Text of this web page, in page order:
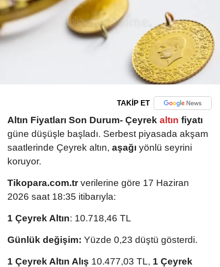
TAKİP ET
Altın Fiyatları Son Durum- Çeyrek altın fiyatı
güne düşüşle başladı. Serbest piyasada akşam
saatlerinde Çeyrek altın, aşağı yönlü seyrini
koruyor.
Tikopara.com.trverilerine göre 17 Haziran
2026 saat 18:35 itibarıyla:
1 Çeyrek Altın: 10.718,46 TL
Günlük değişim: Yüzde 0,23 düştü gösterdi.
1 Çeyrek Altın Alış 10.477,03 TL, 1 Çeyrek